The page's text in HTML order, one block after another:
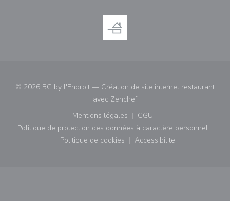
© 2026 BG by l'Endroit — Création de site internet restaurant
avec Zenchef((ouvre une nouvelle
Mentions légales
((ouvre une nouvelle fenêtre))
CGU
((ouvre une nouvelle
Politique de protection des données à caractère personnel
((ouvre une nouvelle fenêtre))
Politique de cookies
((ouvre une nouvelle fenêtre))
Accessibilite
((ouvre une nouvelle